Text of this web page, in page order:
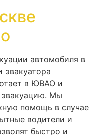
автомобиля в
эвакуатора
в ЮВАО и
эвакуацию. Мы
помощь в случае
водители и
быстро и